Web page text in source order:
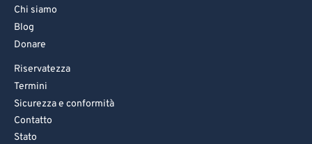
Chi siamo
Blog
Donare
Riservatezza
Termini
Sicurezza e conformità
Contatto
Stato